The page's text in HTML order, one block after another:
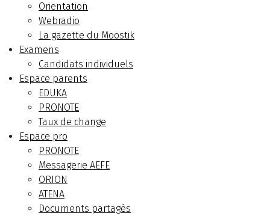
Orientation
Webradio
La gazette du Moostik
Examens
Candidats individuels
Espace parents
EDUKA
PRONOTE
Taux de change
Espace pro
PRONOTE
Messagerie AEFE
ORION
ATENA
Documents partagés